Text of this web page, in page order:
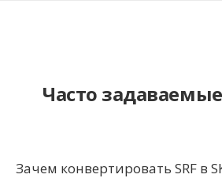
Часто
Зачем конвертировать SRF в